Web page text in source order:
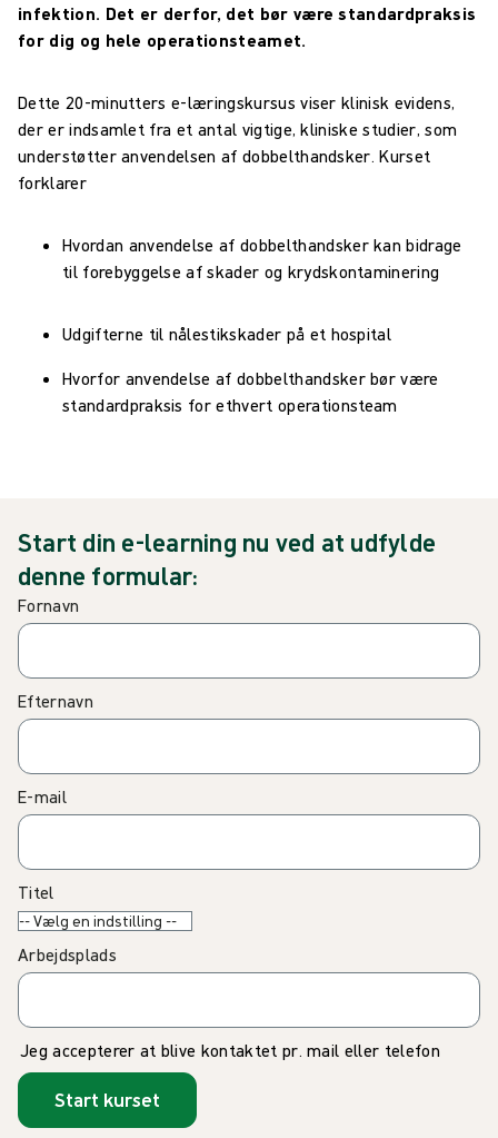
infektion. Det er derfor, det bør være standardpraksis
for dig og hele operationsteamet.
Dette 20-minutters e-læringskursus viser klinisk evidens,
der er indsamlet fra et antal vigtige, kliniske studier, som
understøtter anvendelsen af dobbelthandsker. Kurset
forklarer
Hvordan anvendelse af dobbelthandsker kan bidrage
til forebyggelse af skader og krydskontaminering
Udgifterne til nålestikskader på et hospital
Hvorfor anvendelse af dobbelthandsker bør være
standardpraksis for ethvert operationsteam
Start din e-learning nu ved at udfylde
denne formular:
Fornavn
Efternavn
E-mail
Titel
Arbejdsplads
Jeg accepterer at blive kontaktet pr. mail eller telefon
Start kurset